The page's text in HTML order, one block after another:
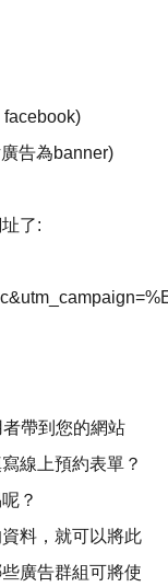
告為banner)
了:
帶到您的網站
線上預約表單？
？
料，就可以將此
廣告群組可將使